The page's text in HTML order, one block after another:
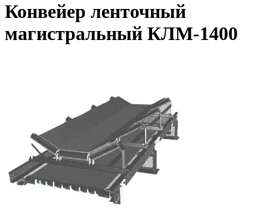
Конвейер ленточный
магистральный КЛМ-1400